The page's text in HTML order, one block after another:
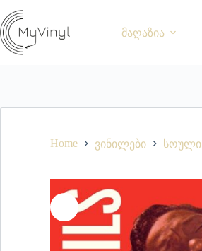
მაღაზია
Home ვინილები სოული